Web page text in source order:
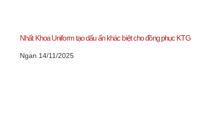
Nhất Khoa Uniform tạo dấu ấn khác biệt cho đồng phục KTG
Ngan 14/11/2025